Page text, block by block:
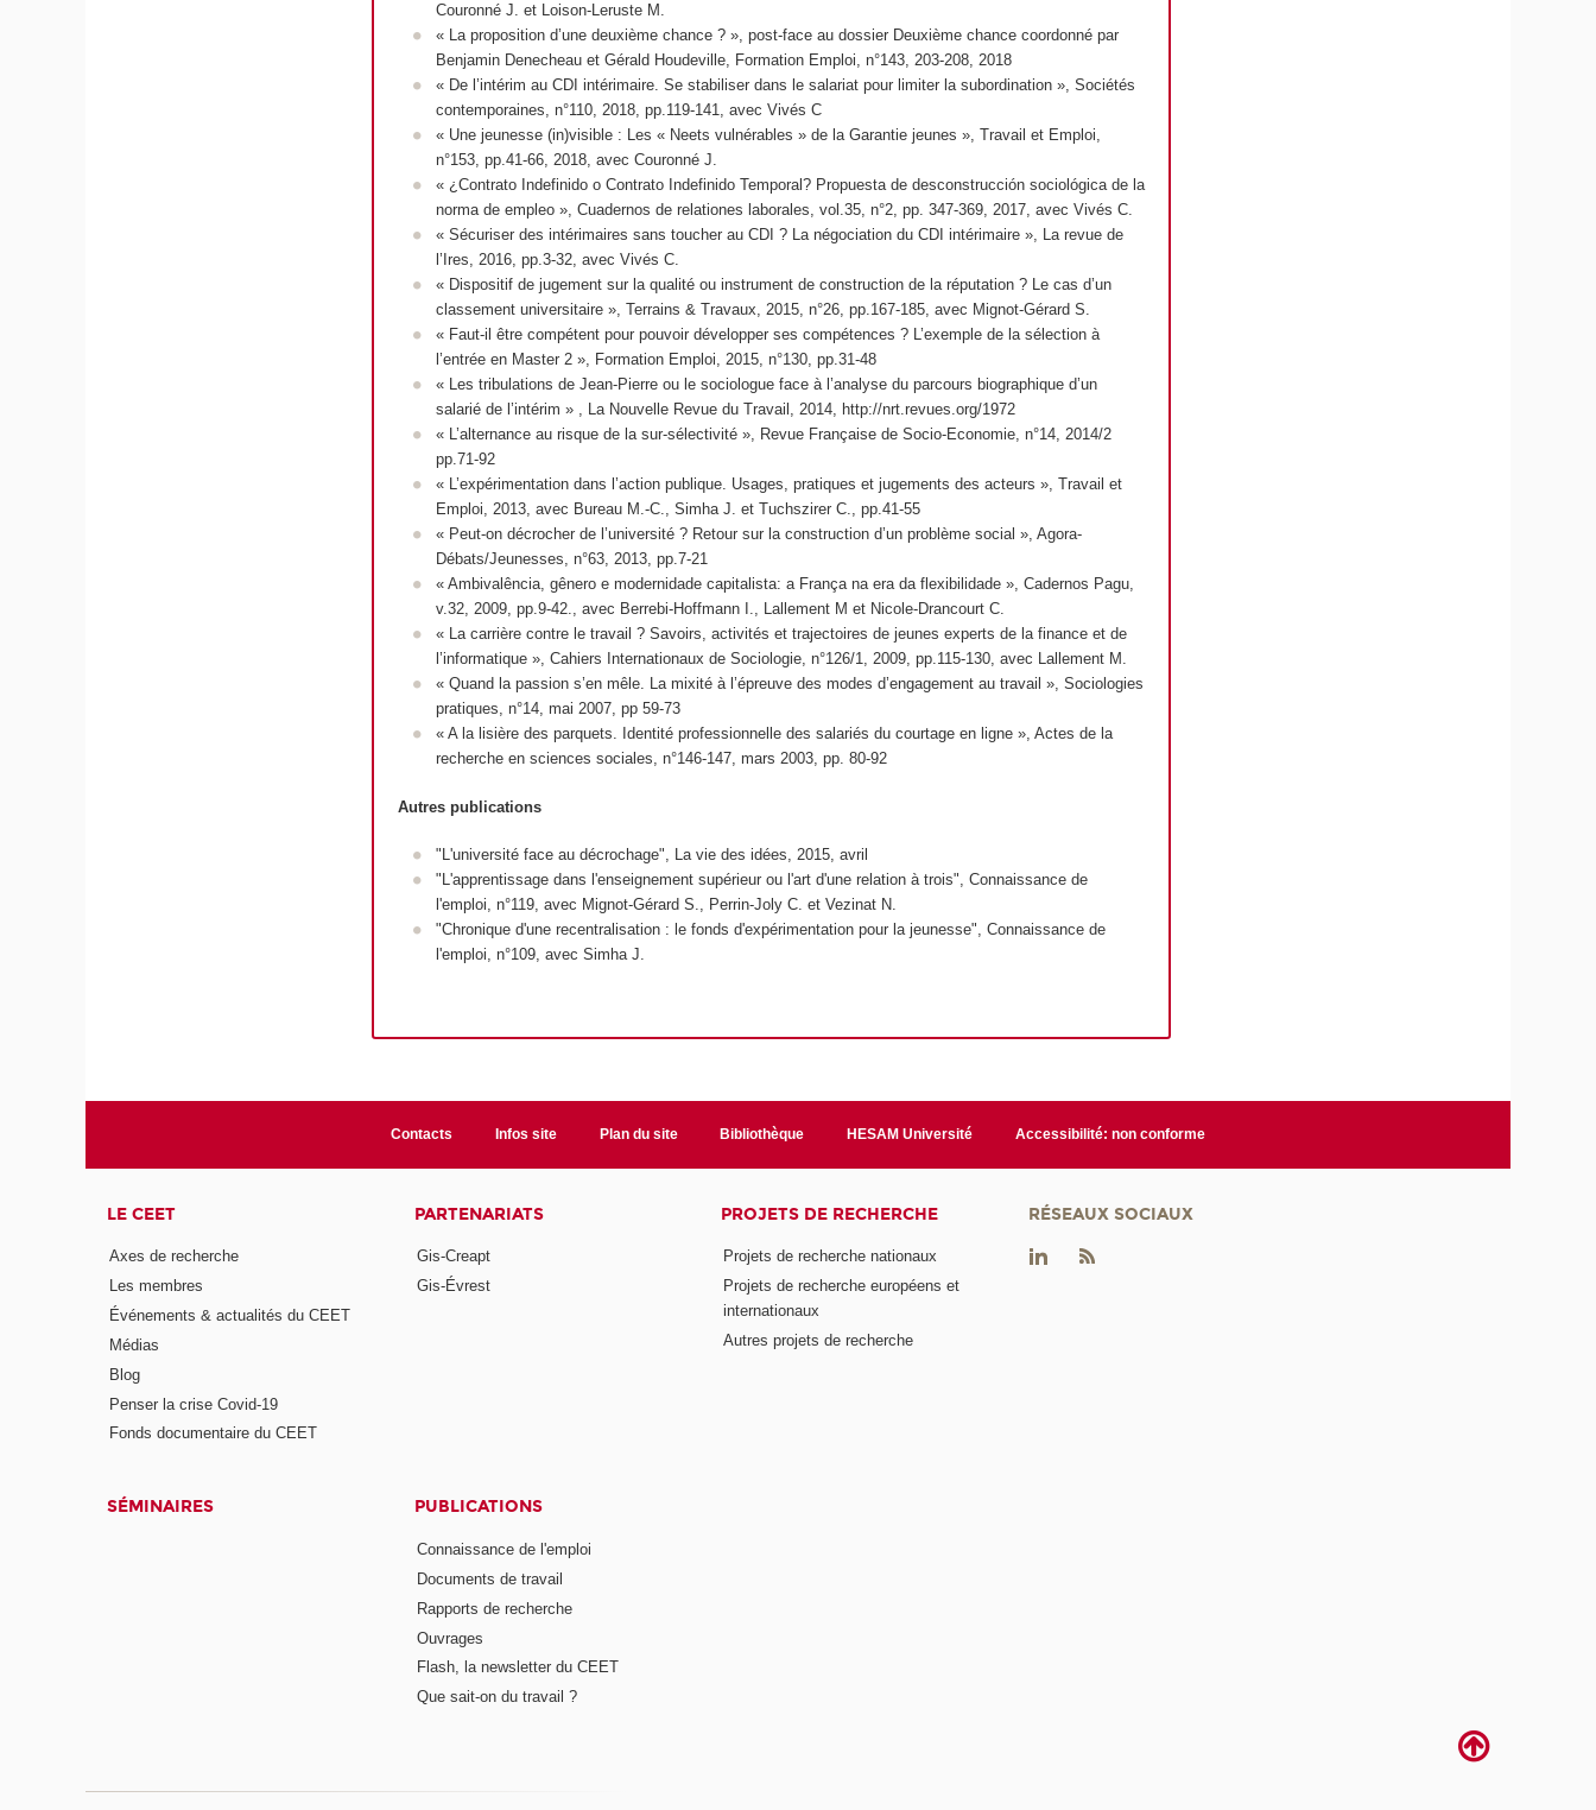
Couronné J. et Loison-Leruste M.
« La proposition d’une deuxième chance ? », post-face au dossier Deuxième chance coordonné par
Benjamin Denecheau et Gérald Houdeville, Formation Emploi, n°143, 203-208, 2018
« De l’intérim au CDI intérimaire. Se stabiliser dans le salariat pour limiter la subordination »,Sociétés
contemporaines, n°110, 2018, pp.119-141, avec Vivés C
« Une jeunesse (in)visible : Les « Neets vulnérables » de la Garantie jeunes », Travail et Emploi,
n°153, pp.41-66, 2018, avec Couronné J.
« ¿Contrato Indefinido o Contrato Indefinido Temporal? Propuesta de desconstrucción sociológica de la
norma de empleo »,Cuadernos de relationes laborales, vol.35, n°2, pp. 347-369, 2017, avec Vivés C.
« Sécuriser des intérimaires sans toucher au CDI ? La négociation du CDI intérimaire », La revue de
l’Ires, 2016, pp.3-32, avec Vivés C.
« Dispositif de jugement sur la qualité ou instrument de construction de la réputation ? Le cas d’un
classement universitaire »,Terrains & Travaux, 2015, n°26, pp.167-185, avec Mignot-Gérard S.
« Faut-il être compétent pour pouvoir développer ses compétences ? L’exemple de la sélection à
l’entrée en Master 2 », Formation Emploi, 2015, n°130, pp.31-48
« Les tribulations de Jean-Pierre ou le sociologue face à l’analyse du parcours biographique d’un
salarié de l’intérim » , La Nouvelle Revue du Travail , 2014, http://nrt.revues.org/1972
« L’alternance au risque de la sur-sélectivité », Revue Française de Socio-Economie, n°14, 2014/2
pp.71-92
« L’expérimentation dans l’action publique. Usages, pratiques et jugements des acteurs »,Travail et
Emploi, 2013, avec Bureau M.-C., Simha J. et Tuchszirer C., pp.41-55
« Peut-on décrocher de l’université ? Retour sur la construction d’un problème social »,Agora-
Débats/Jeunesses, n°63, 2013, pp.7-21
« Ambivalência, gênero e modernidade capitalista: a França na era da flexibilidade »,Cadernos Pagu,
v.32, 2009, pp.9-42., avec Berrebi-Hoffmann I., Lallement M et Nicole-Drancourt C.
« La carrière contre le travail ? Savoirs, activités et trajectoires de jeunes experts de la finance et de
l’informatique »,Cahiers Internationaux de Sociologie, n°126/1, 2009, pp.115-130, avec Lallement M.
« Quand la passion s’en mêle. La mixité à l’épreuve des modes d’engagement au travail »,Sociologies
pratiques, n°14, mai 2007, pp 59-73
« A la lisière des parquets. Identité professionnelle des salariés du courtage en ligne »,Actes de la
recherche en sciences sociales, n°146-147, mars 2003, pp. 80-92
Autres publications
"L'université face au décrochage", La vie des idées, 2015, avril
"L'apprentissage dans l'enseignement supérieur ou l'art d'une relation à trois", Connaissance de
l'emploi, n°119, avec Mignot-Gérard S., Perrin-Joly C. et Vezinat N.
"Chronique d'une recentralisation : le fonds d'expérimentation pour la jeunesse", Connaissance de
l'emploi, n°109, avec Simha J.
Contacts Infos site Plan du site Bibliothèque HESAM Université Accessibilité: non conforme
LE CEET
Axes de recherche
Les membres
Événements & actualités du CEET
Médias
Blog
Penser la crise Covid-19
Fonds documentaire du CEET
PARTENARIATS
Gis-Creapt
Gis-Évrest
PROJETS DE RECHERCHE
Projets de recherche nationaux
Projets de recherche européens et
internationaux
Autres projets de recherche
SÉMINAIRES PUBLICATIONS
Connaissance de l'emploi
Documents de travail
Rapports de recherche
Ouvrages
Flash, la newsletter du CEET
Que sait-on du travail ?
RÉSEAUX SOCIAUX